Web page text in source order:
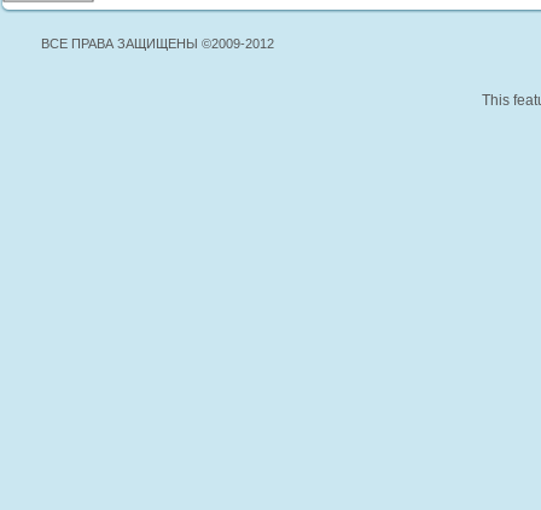
ВСЕ ПРАВА ЗАЩИЩЕНЫ ©2009-2012
This